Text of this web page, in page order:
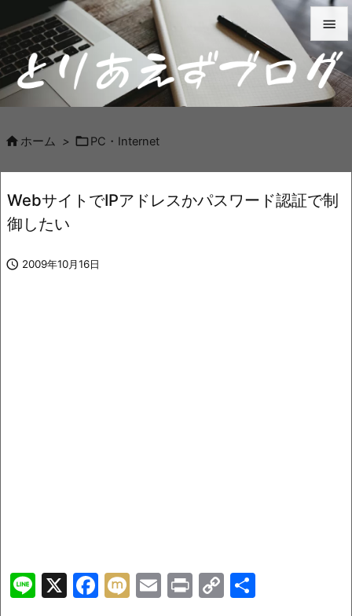


メニュ

次へ
 ホーム > PC・Internet
WebサイトでIPアドレスかパスワード認証で制
御したい
 2009年10月16日
Li X
F
M E
Pr C